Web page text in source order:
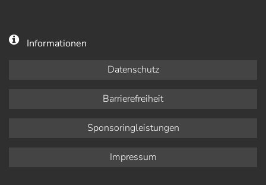
Informationen
Datenschutz
Barrierefreiheit
Sponsoringleistungen
Impressum